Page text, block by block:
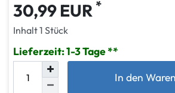
30,99 EUR *
Inhalt1 Stück
Lieferzeit: 1-3 Tage
In den